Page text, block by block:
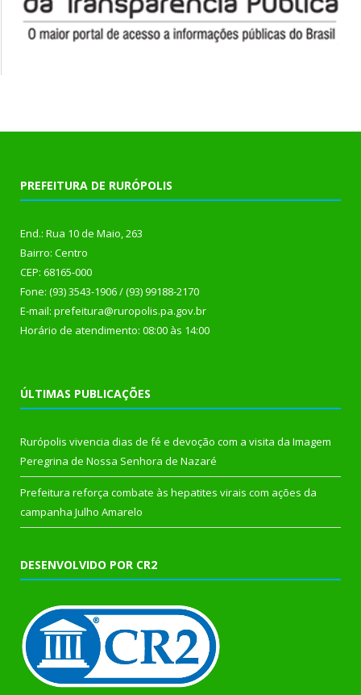
PREFEITURA DE RURÓPOLIS
End.: Rua 10 de Maio, 263
Bairro: Centro
CEP: 68165-000
Fone: (93) 3543-1906 / (93) 99188-2170
E-mail: prefeitura@ruropolis.pa.gov.br
Horário de atendimento: 08:00 às 14:00
ÚLTIMAS PUBLICAÇÕES
Rurópolis vivencia dias de fé e devoção com a visita da Imagem
Peregrina de Nossa Senhora de Nazaré
Prefeitura reforça combate às hepatites virais com ações da
campanha Julho Amarelo
DESENVOLVIDO POR CR2